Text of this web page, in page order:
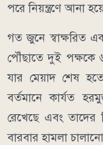
পরে নিয়ন্ত্রণে আনা
গত জুনে স্বাক্ষরিত
পৌঁছাতে দুই পক্ষকে
যার মেয়াদ শেষ
বর্তমানে কার্যত
রেখেছে এবং তাদের
বারবার হামলা